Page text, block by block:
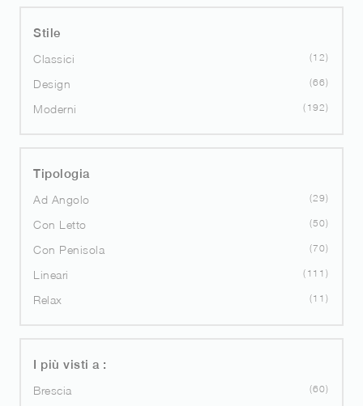
Stile
Classici
12
Design 66
Moderni 192
Tipologia
Ad Angolo
29
Con Letto 50
Con Penisola 70
Lineari 111
Relax 11
I più visti a :
Brescia
60